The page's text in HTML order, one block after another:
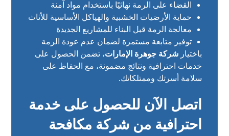
القضاء على الرمة نهائيًا باستخدام مواد آمنة
حماية الأرضيات الخشبية والهياكل الأساسية للأثاث
معالجة الرمة قبل البناء للمشاريع الجديدة
توفير متابعة مستمرة لضمان عدم عودة الرمة
باختيارشركة جوهرة الإمارات، تضمن الحصول على
خدمات احترافية ونتائج مضمونة، مع الحفاظ على
سلامة أسرتك وممتلكاتك.
اتصل الآن للحصول على خدمة
احترافية من شركة مكافحة